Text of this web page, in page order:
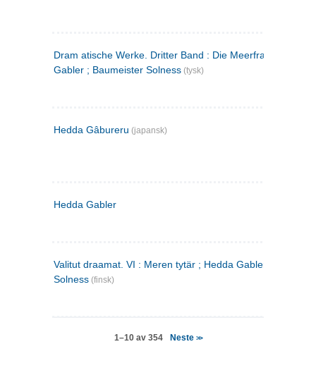
Dram atische Werke. Dritter Band : Die Meerfrau ; Hedda
Gabler ; Baumeister Solness (tysk)
Hedda Gâbureru (japansk)
Hedda Gabler
Valitut draamat. VI : Meren tytär ; Hedda Gabler ;
Solness (finsk)
1–10 av 354 Neste >>